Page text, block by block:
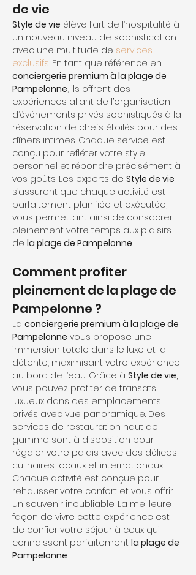
de vie
Style de vie élève l’art de l’hospitalité à
un nouveau niveau de sophistication
avec une multitude de services
exclusifs. En tant que référence en
conciergerie premium à la plage de
Pampelonne, ils offrent des
expériences allant de l’organisation
d’événements privés sophistiqués à la
réservation de chefs étoilés pour des
dîners intimes. Chaque service est
conçu pour refléter votre style
personnel et répondre précisément à
vos goûts. Les experts de Style de vie
s’assurent que chaque activité est
parfaitement planifiée et exécutée,
vous permettant ainsi de consacrer
pleinement votre temps aux plaisirs
de la plage de Pampelonne.
Comment profiter
pleinement de la plage de
Pampelonne ?
La conciergerie premium à la plage de
Pampelonne vous propose une
immersion totale dans le luxe et la
détente, maximisant votre expérience
au bord de l’eau. Grâce à Style de vie,
vous pouvez profiter de transats
luxueux dans des emplacements
privés avec vue panoramique. Des
services de restauration haut de
gamme sont à disposition pour
régaler votre palais avec des délices
culinaires locaux et internationaux.
Chaque activité est conçue pour
rehausser votre confort et vous offrir
un souvenir inoubliable. La meilleure
façon de vivre cette expérience est
de confier votre séjour à ceux qui
connaissent parfaitement la plage de
Pampelonne.